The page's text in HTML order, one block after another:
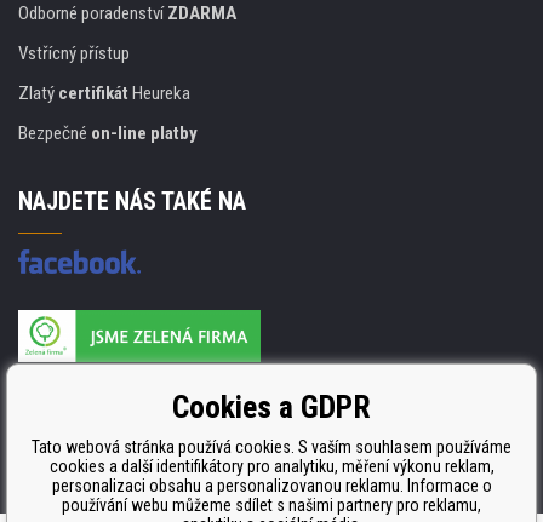
Odborné poradenstvíZDARMA
Vstřícný přístup
Zlatý certifikát Heureka
Bezpečné on-line platby
NAJDETE NÁS TAKÉ NA
ISO 9001. ISO 14001 a STMC.Cookies a GDPR
Tato webová stránka používá cookies. S vaším souhlasem používáme
cookies a další identifikátory pro analytiku, měření výkonu reklam,
personalizaci obsahu a personalizovanou reklamu. Informace o
používání webu můžeme sdílet s našimi partnery pro reklamu,